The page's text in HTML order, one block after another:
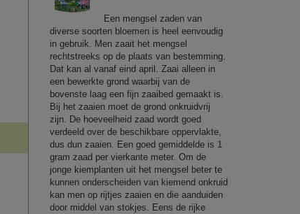
Een mengsel zaden van
diverse soorten bloemen is heel eenvoudig
in gebruik. Men zaait het mengsel
rechtstreeks op de plaats van bestemming.
Dat kan al vanaf eind april. Zaai alleen in
een bewerkte grond waarbij van de
bovenste laag een fijn zaaibed gemaakt is.
Bij het zaaien moet de grond onkruidvrij
zijn. De hoeveelheid zaad wordt goed
verdeeld over de beschikbare oppervlakte,
dus dun zaaien. Een goed gemiddelde is 1
gram zaad per vierkante meter. Om de
jonge kiemplanten uit het mengsel beter te
kunnen onderscheiden van kiemend onkruid
kan men op rijtjes zaaien en die aanduiden
door middel van stokjes. Eens de rijke